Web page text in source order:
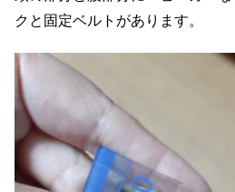
クと固定ベルトがあります。